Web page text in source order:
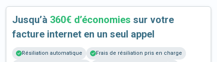
Jusqu’à 360€ d’économies sur votre
facture internet en un seul appel
Résiliation automatique
Frais de résiliation pris en charge